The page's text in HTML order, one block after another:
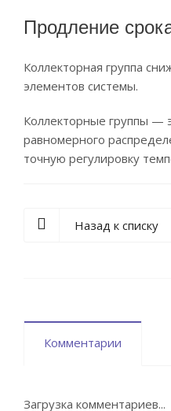
Продление
Коллекторная группа
элементов системы.
Коллекторные группы —
равномерного
точную регулировку
Назад к списку
Комментарии
Загрузка комментариев...